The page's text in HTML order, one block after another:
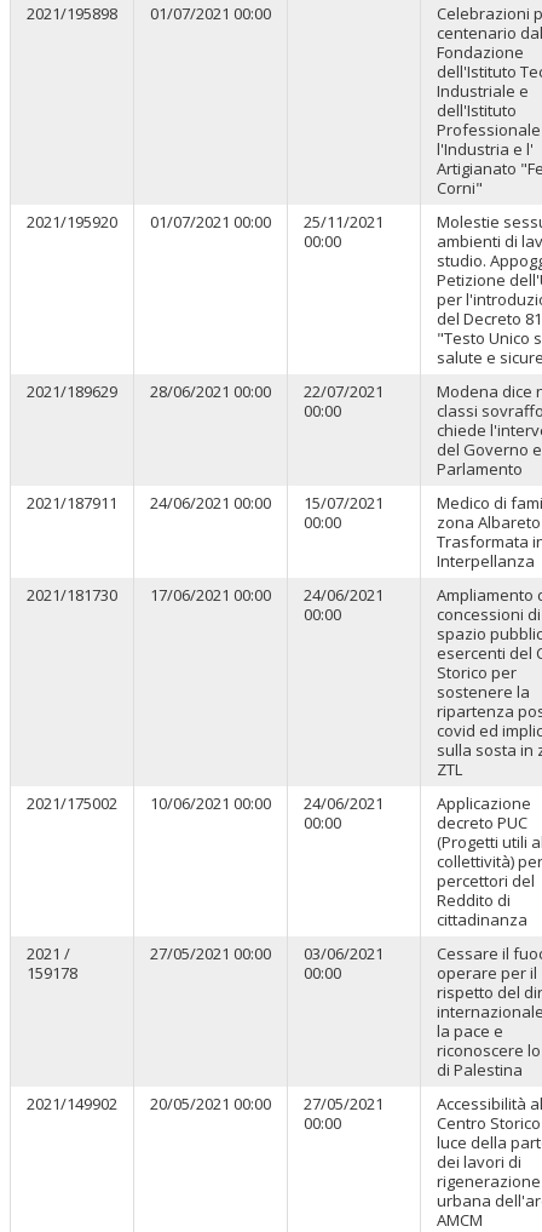
2021/195898
01/07/2021 00:00
Celebrazioni
centenario
Fondazione
dell'Istituto
Industriale e
dell'Istituto
l'Industria e l'
Artigianato
Corni"
2021/195920
01/07/2021 00:00
25/11/2021
00:00
Molestie
ambienti di
studio.
Petizione
per
del Decreto
"Testo Unico
salute e
2021/189629
28/06/2021 00:00
22/07/2021
00:00
Modena dice
classi
chiede
del Governo
Parlamento
2021/187911
24/06/2021 00:00
15/07/2021
00:00
Medico di
zona
Trasformata
Interpellanza
2021/181730
17/06/2021 00:00
24/06/2021
00:00
Ampliamento
concessioni di
spazio
esercenti del
Storico per
sostenere la
ripartenza
covid ed
sulla sosta in
ZTL
2021/175002
10/06/2021 00:00
24/06/2021
00:00
Applicazione
decreto PUC
(Progetti utili
collettività)
percettori del
Reddito di
cittadinanza
2021 /
159178
27/05/2021 00:00
03/06/2021
00:00
Cessare il
operare per il
rispetto del
la pace e
riconoscere
di Palestina
2021/149902
20/05/2021 00:00
27/05/2021
00:00
Accessibilità al
Centro
luce della
dei lavori di
rigenerazione
urbana
AMCM